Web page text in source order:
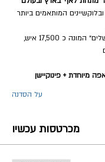
המותאמים ביותר
מנהלת קהילת ״זאת ירושלים״ המונה כ 17,500 איש,
מיוחדת + פינוקיישן
על הסדנה
מכרטסות עכשיו